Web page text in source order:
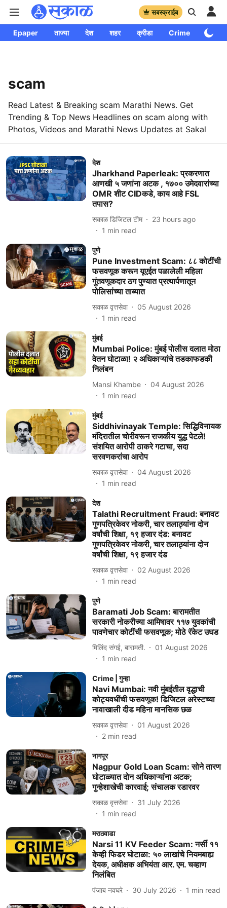
सबस्क्राईब
Epaper ताज्या देश शहर क्रीडा Crime
scam
Read Latest & Breaking scam Marathi News. Get
Trending & Top News Headlines on scam along with
Photos, Videos and Marathi News Updates at Sakal
देश
Jharkhand Paperleak: प्रकरणात
आणखी ५ जणांना अटक , १७०० उमेदवारांच्या
OMR शीट CIDकडे, काय आहे FSL
तपास?
सकाळ डिजिटल टीम
23 hours ago
1 min read
पुणे
Pune Investment Scam: ८८ कोटींची
फसवणूक करून यूएईत पळालेली महिला
गुंतवणूकदार ठग पुण्यात प्रत्यार्पणातून
पोलिसांच्या ताब्यात
सकाळ वृत्तसेवा
05 August 2026
1 min read
मुंबई
Mumbai Police: मुंबई पोलीस दलात मोठा
वेतन घोटाळा! २ अधिकाऱ्यांचे तडकाफडकी
निलंबन
Mansi Khambe
04 August 2026
1 min read
मुंबई
Siddhivinayak Temple: सिद्धिविनायक
मंदिरातील चोरीवरून राजकीय युद्ध पेटले!
संशयित आरोपी ठाकरे गटाचा, सदा
सरवणकरांचा आरोप
सकाळ वृत्तसेवा
04 August 2026
1 min read
देश
Talathi Recruitment Fraud: बनावट
गुणपत्रिकेवर नोकरी, चार तलाठ्यांना दोन
वर्षांची शिक्षा, १९ हजार दंड: बनावट
गुणपत्रिकेवर नोकरी, चार तलाठ्यांना दोन
वर्षांची शिक्षा, १९ हजार दंड
सकाळ वृत्तसेवा
02 August 2026
1 min read
पुणे
Baramati Job Scam: बारामतीत
सरकारी नोकरीच्या आमिषावर ११७ युवकांची
पावणेचार कोटींची फसवणूक; मोठे रॅकेट उघड
मिलिंद संगई, बारामती.
01 August 2026
1 min read
Crime | गुन्हा
Navi Mumbai: नवी मुंबईतील वृद्धाची
कोट्यवधींची फसवणूक! डिजिटल अरेस्टच्या
नावाखाली दीड महिना मानसिक छळ
सकाळ वृत्तसेवा
01 August 2026
2 min read
नागपूर
Nagpur Gold Loan Scam: सोने तारण
घोटाळ्यात दोन अधिकाऱ्यांना अटक;
गुन्हेशाखेची कारवाई; संचालक रडारवर
सकाळ वृत्तसेवा
31 July 2026
1 min read
मराठवाडा
Narsi 11 KV Feeder Scam: नर्सी ११
केव्ही फिडर घोटाळा: ५० लाखांचे नियमबाह्य
देयक, अधीक्षक अभियंता आर. एम. चव्हाण
निलंबित
पंजाब नवघरे 30 July 2026 1 min read